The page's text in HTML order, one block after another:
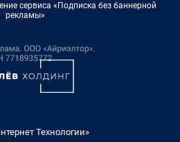
сервиса «Подписка без баннерной
рекламы»
Технологии»